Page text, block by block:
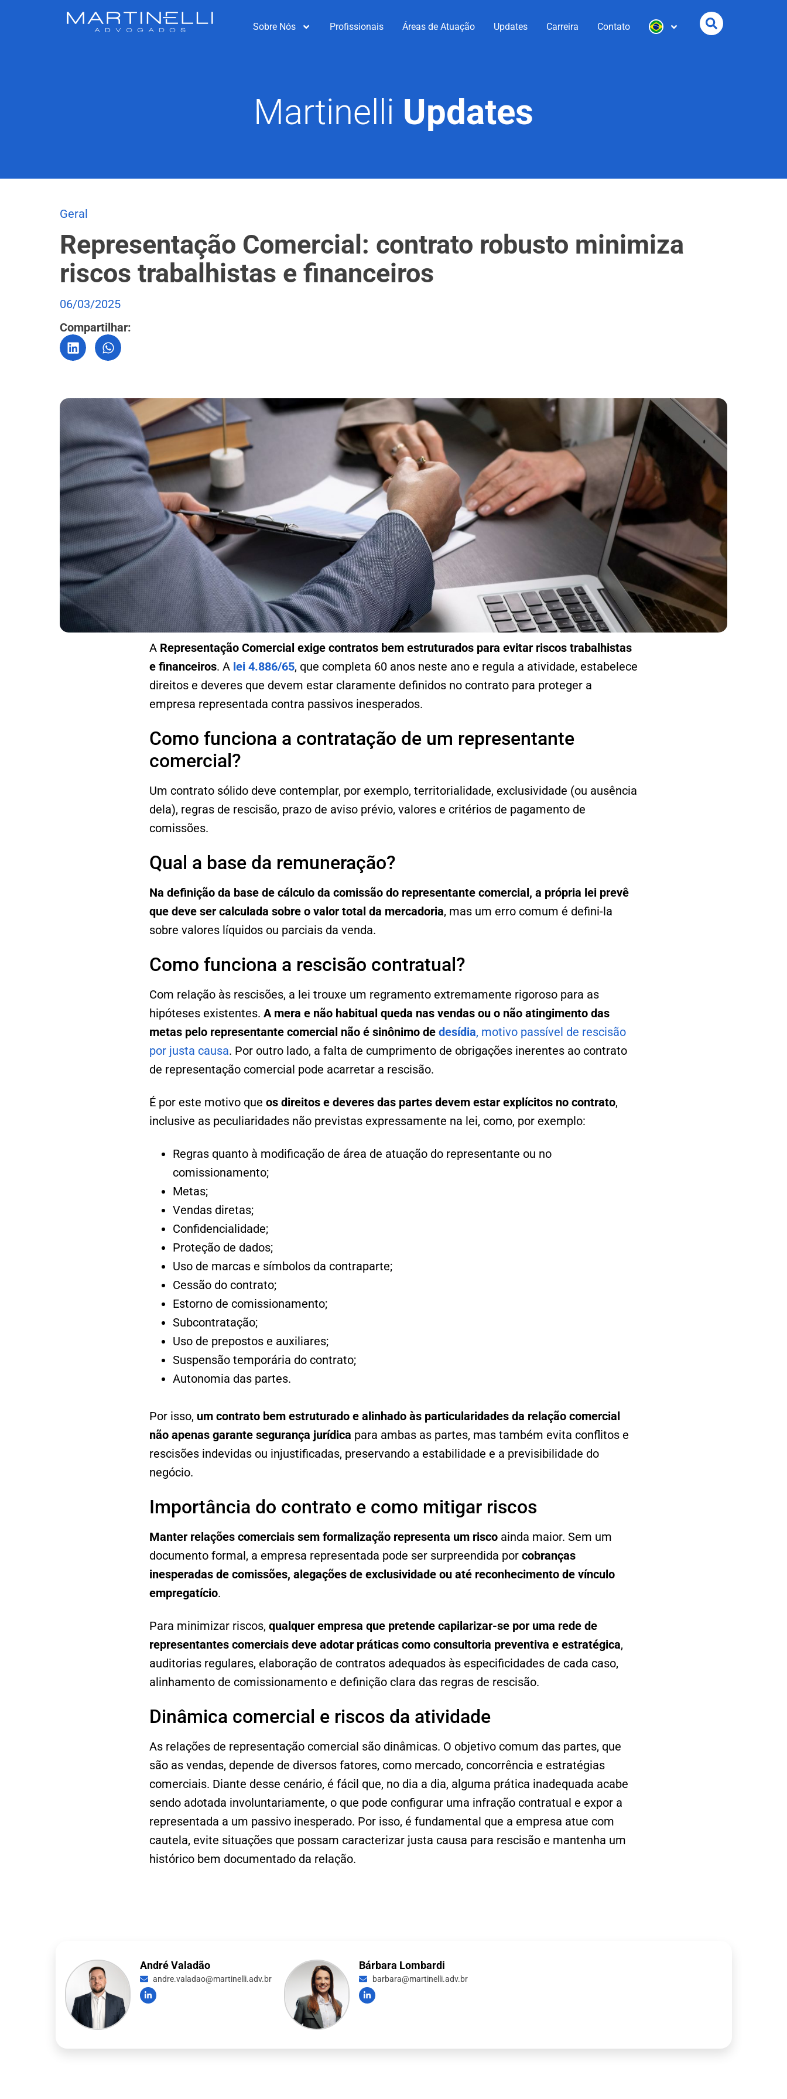
Sobre Nós Profissionais Áreas de Atuação Updates Carreira Contato
Martinelli Updates
Geral
Representação Comercial: contrato robusto minimiza
riscos trabalhistas e financeiros
06/03/2025
Compartilhar:
A Representação Comercial exige contratos bem estruturados para evitar riscos trabalhistas
e financeiros. A lei 4.886/65, que completa 60 anos neste ano e regula a atividade, estabelece
direitos e deveres que devem estar claramente definidos no contrato para proteger a
empresa representada contra passivos inesperados.
Como funciona a contratação de um representante
comercial?
Um contrato sólido deve contemplar, por exemplo, territorialidade, exclusividade (ou ausência
dela), regras de rescisão, prazo de aviso prévio, valores e critérios de pagamento de
comissões.
Qual a base da remuneração?
Na definição da base de cálculo da comissão do representante comercial, a própria lei prevê
que deve ser calculada sobre o valor total da mercadoria, mas um erro comum é defini-la
sobre valores líquidos ou parciais da venda.
Como funciona a rescisão contratual?
Com relação às rescisões, a lei trouxe um regramento extremamente rigoroso para as
hipóteses existentes. A mera e não habitual queda nas vendas ou o não atingimento das
metas pelo representante comercial não é sinônimo de desídia, motivo passível de rescisão
por justa causa. Por outro lado, a falta de cumprimento de obrigações inerentes ao contrato
de representação comercial pode acarretar a rescisão.
É por este motivo que os direitos e deveres das partes devem estar explícitos no contrato,
inclusive as peculiaridades não previstas expressamente na lei, como, por exemplo:
Regras quanto à modificação de área de atuação do representante ou no
comissionamento;
Metas;
Vendas diretas;
Confidencialidade;
Proteção de dados;
Uso de marcas e símbolos da contraparte;
Cessão do contrato;
Estorno de comissionamento;
Subcontratação;
Uso de prepostos e auxiliares;
Suspensão temporária do contrato;
Autonomia das partes.
Por isso, um contrato bem estruturado e alinhado às particularidades da relação comercial
não apenas garante segurança jurídica para ambas as partes, mas também evita conflitos e
rescisões indevidas ou injustificadas, preservando a estabilidade e a previsibilidade do
negócio.
Importância do contrato e como mitigar riscos
Manter relações comerciais sem formalização representa um riscoainda maior. Sem um
documento formal, a empresa representada pode ser surpreendida por cobranças
inesperadas de comissões, alegações de exclusividade ou até reconhecimento de vínculo
empregatício.
Para minimizar riscos, qualquer empresa que pretende capilarizar-se por uma rede de
representantes comerciais deve adotar práticas como consultoria preventiva e estratégica,
auditorias regulares, elaboração de contratos adequados às especificidades de cada caso,
alinhamento de comissionamento e definição clara das regras de rescisão.
Dinâmica comercial e riscos da atividade
As relações de representação comercial são dinâmicas. O objetivo comum das partes, que
são as vendas, depende de diversos fatores, como mercado, concorrência e estratégias
comerciais. Diante desse cenário, é fácil que, no dia a dia, alguma prática inadequada acabe
sendo adotada involuntariamente, o que pode configurar uma infração contratual e expor a
representada a um passivo inesperado. Por isso, é fundamental que a empresa atue com
cautela, evite situações que possam caracterizar justa causa para rescisão e mantenha um
histórico bem documentado da relação.
André Valadão
andre.valadao@martinelli.adv.br
Bárbara Lombardi
barbara@martinelli.adv.br